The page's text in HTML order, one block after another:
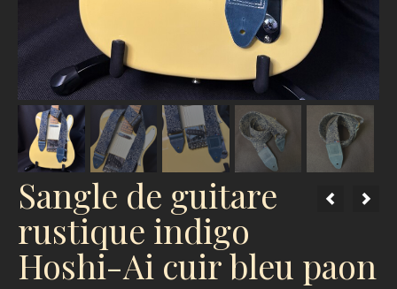
Sangle de guitare
rustique indigo
Hoshi-Ai cuir bleu paon